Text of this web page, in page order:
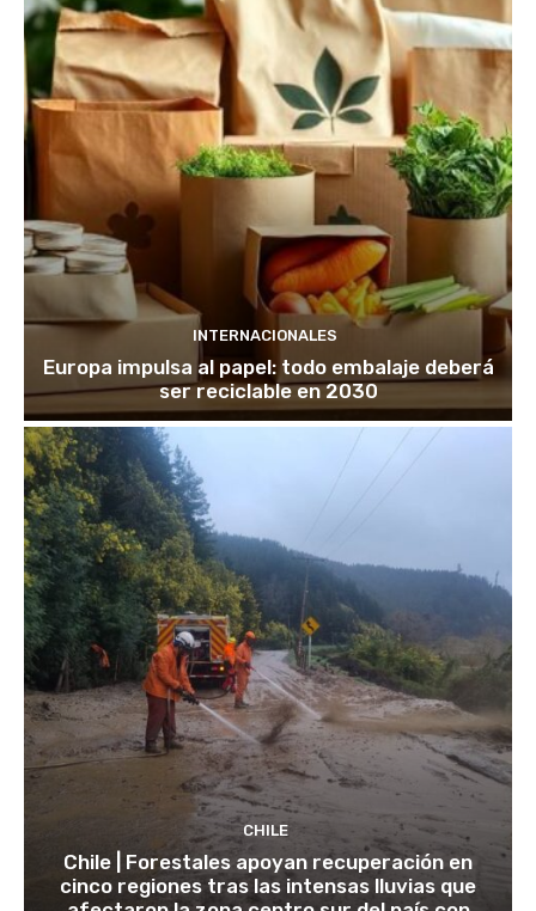
INTERNACIONALES
Europa impulsa al papel: todo embalaje deberá
ser reciclable en 2030
CHILE
Chile | Forestales apoyan recuperación en
cinco regiones tras las intensas lluvias que